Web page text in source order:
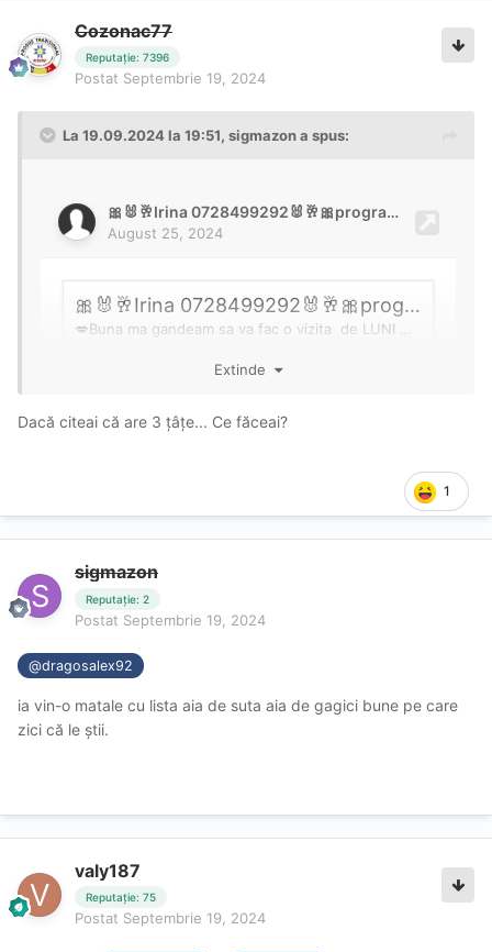
Cozonac77
Reputație: 7396
Postat Septembrie 19, 2024
La 19.09.2024 la 19:51, sigmazona spus:
Eu numai când am citit „nervoasă” îi zic pas. Inițiatorul
vrea blonde prietenoase și tu îi recomanzi blonde
nervoase. Păi ce recomandare e asta? Mă duc mai nou la
Pentru așa ceva, există aria de Dominare.
Extinde
Dacă citeai că are 3 țâțe... Ce făceai?
1
sigmazon
Reputație: 2
Postat Septembrie 19, 2024
@dragosalex92
ia vin-o matale cu lista aia de suta aia de gagici bune pe care
zici că le știi.
valy187
Reputație: 75
Postat Septembrie 19, 2024